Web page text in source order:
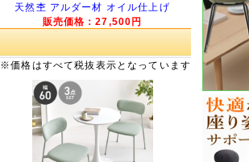
天然杢 アルダー材 オイル仕上げ
販売価格：27,500円
※価格はすべて税抜表示となっています